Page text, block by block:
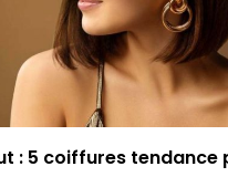
: 5 coiffures tendance